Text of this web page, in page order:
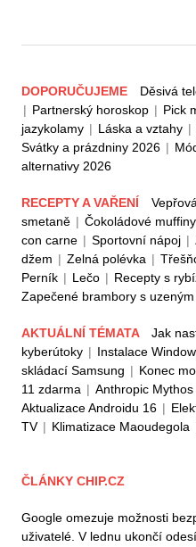
DOPORUČUJEME Děsivá
| Partnerský horoskop | Pick
jazykolamy | Láska a vztahy |
Svátky a prázdniny 2026 |
alternativy 2026
RECEPTY A VAŘENÍ
smetaně | Čokoládové muffiny
con carne | Sportovní nápoj |
džem | Zelná polévka |
Perník | Lečo | Recepty s
Zapečené brambory s uzeným
AKTUÁLNÍ TÉMATA Jak
kyberútoky | Instalace
skládací Samsung | Konec
11 zdarma | Anthropic Mythos
Aktualizace Androidu 16 |
TV | Klimatizace Maoudegola
ČLÁNKY CHIP.CZ
Google omezuje možnosti
uživatelé. V lednu ukončí